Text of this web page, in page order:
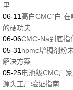
里
06-11高白CMC“白”
的硬功夫
06-06CMC-Na到底指
05-31 hpmc增稠剂粉
解决方案
05-25电池级CMC厂
源头工厂验证指南